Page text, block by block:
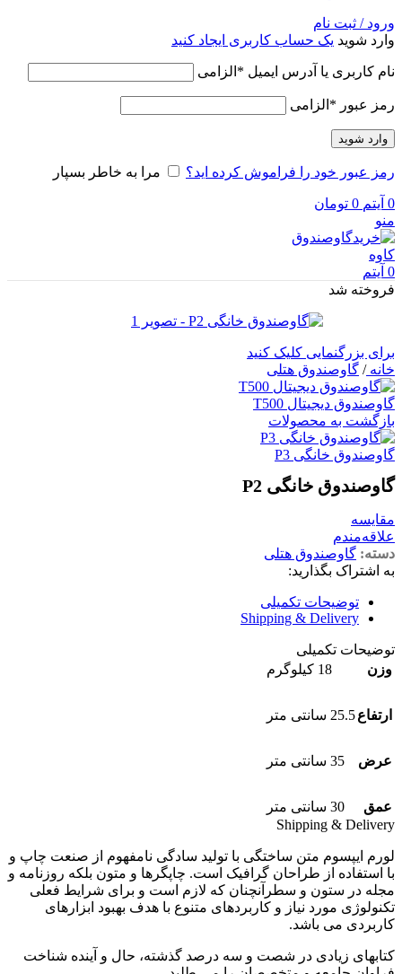
ورود / ثبت نام
وارد شوید یک حساب کاربری ایجاد کنید
نام کاربری یا آدرس ایمیل * الزامی
رمز عبور * الزامی
وارد شوید
رمز عبور خود را فراموش کرده اید؟ مرا به خاطر بسپار
0 آیتم 0 تومان
منو
0 آیتم
فروخته شد
برای بزرگنمایی کلیک کنید
خانه/ گاوصندوق هتلی
گاوصندوق دیجیتال T500
بازگشت به محصولات
گاوصندوق خانگی P3
گاوصندوق خانگی P2
مقایسه
علاقه‌مندم
دسته: گاوصندوق هتلی
به اشتراک بگذارید:
توضیحات تکمیلی
Shipping & Delivery
توضیحات تکمیلی
وزن
18 کیلوگرم
ارتفاع25.5 سانتی متر
عرض 35 سانتی متر
عمق
30 سانتی متر
Shipping & Delivery
لورم ایپسوم متن ساختگی با تولید سادگی نامفهوم از صنعت چاپ و
با استفاده از طراحان گرافیک است. چاپگرها و متون بلکه روزنامه و
مجله در ستون و سطرآنچنان که لازم است و برای شرایط فعلی
تکنولوژی مورد نیاز و کاربردهای متنوع با هدف بهبود ابزارهای
کاربردی می باشد.
کتابهای زیادی در شصت و سه درصد گذشته، حال و آینده شناخت